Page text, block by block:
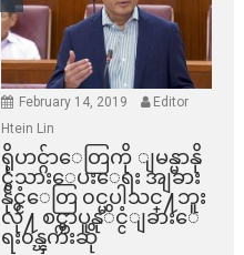
February 14, 2019
Editor
Htein Lin
ရိုဟင္ဂ်ာေတြကို ျမန္မာနို
င္ငံသားေပးေရး အျခား
နိုင္ငံေတြ ၀င္မပါသင္႔ဘူး
လို႔ စင္ကာပူနုိင္ငံျခားေ
ရး၀န္ၾကီးဆို